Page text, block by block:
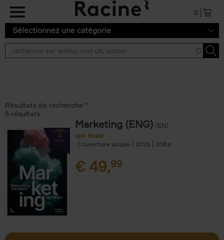
Aller au contenu principal
0
Sélectionnez une catégorie
Résultats de recherche ''
5 résultats
Marketing (ENG) (EN)
Igor Nowé
Couverture souple
2025 208
€ 49,99